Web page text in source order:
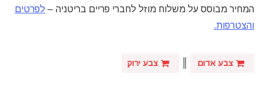
המחיר מבוסס על משלוח מוזל לחברי פריים בריטניה – לפרטים
והצטרפות.
צבע אדום צבע ירוק